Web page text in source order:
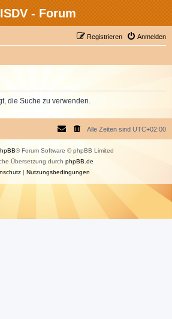
ISDV - Forum
Anmelden
Registrieren
die Suche zu verwenden.
Alle Zeiten sind UTC+02:00
® Forum Software © phpBB Limited
Übersetzung durch phpBB.de
| Nutzungsbedingungen